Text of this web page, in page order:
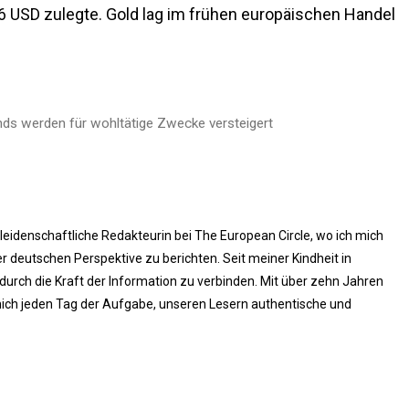
USD zulegte. Gold lag im frühen europäischen Handel
werden für wohltätige Zwecke versteigert
Redakteurin bei The European Circle, wo ich mich
deutschen Perspektive zu berichten. Seit meiner Kindheit in
die Kraft der Information zu verbinden. Mit über zehn Jahren
jeden Tag der Aufgabe, unseren Lesern authentische und